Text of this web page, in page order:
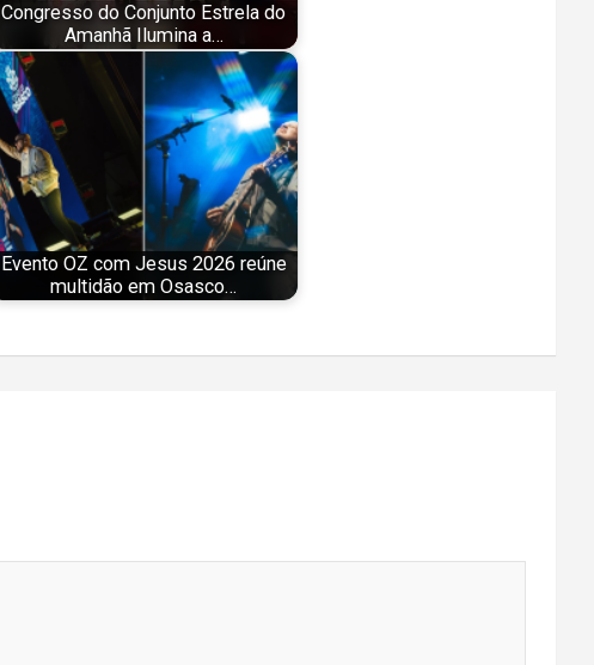
Congresso do Conjunto Estrela do
Amanhã Ilumina a…
Evento OZ com Jesus 2026 reúne
multidão em Osasco…